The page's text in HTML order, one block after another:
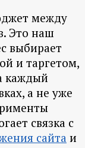
между
Это наш
выбирает
и таргетом,
каждый
а не уже
связка с
сайта и